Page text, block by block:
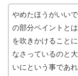
やめたほうがいい
の部分ペイントと
を吹きかけること
なさっているのと
いにという事であ